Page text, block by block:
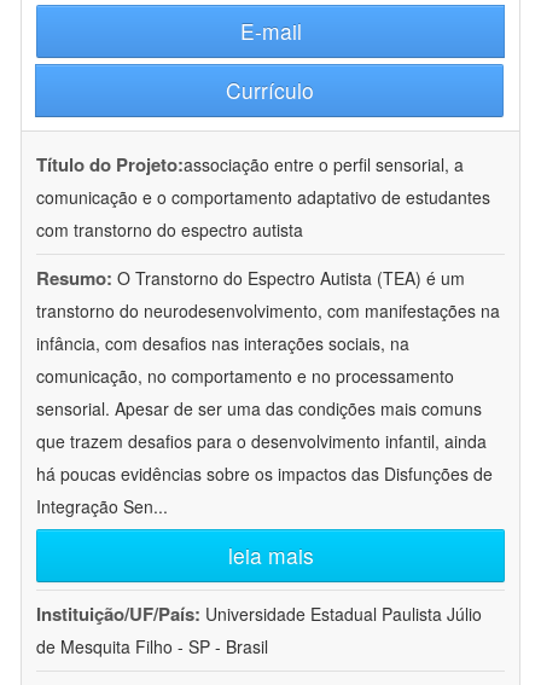
E-mail
Currículo
Título do Projeto:associação entre o perfil sensorial, a
comunicação e o comportamento adaptativo de estudantes
com transtorno do espectro autista
Resumo: O Transtorno do Espectro Autista (TEA) é um
transtorno do neurodesenvolvimento, com manifestações na
infância, com desafios nas interações sociais, na
comunicação, no comportamento e no processamento
sensorial. Apesar de ser uma das condições mais comuns
que trazem desafios para o desenvolvimento infantil, ainda
há poucas evidências sobre os impactos das Disfunções de
Integração Sen...
leia mais
Instituição/UF/País: Universidade Estadual Paulista Júlio
de Mesquita Filho - SP - Brasil